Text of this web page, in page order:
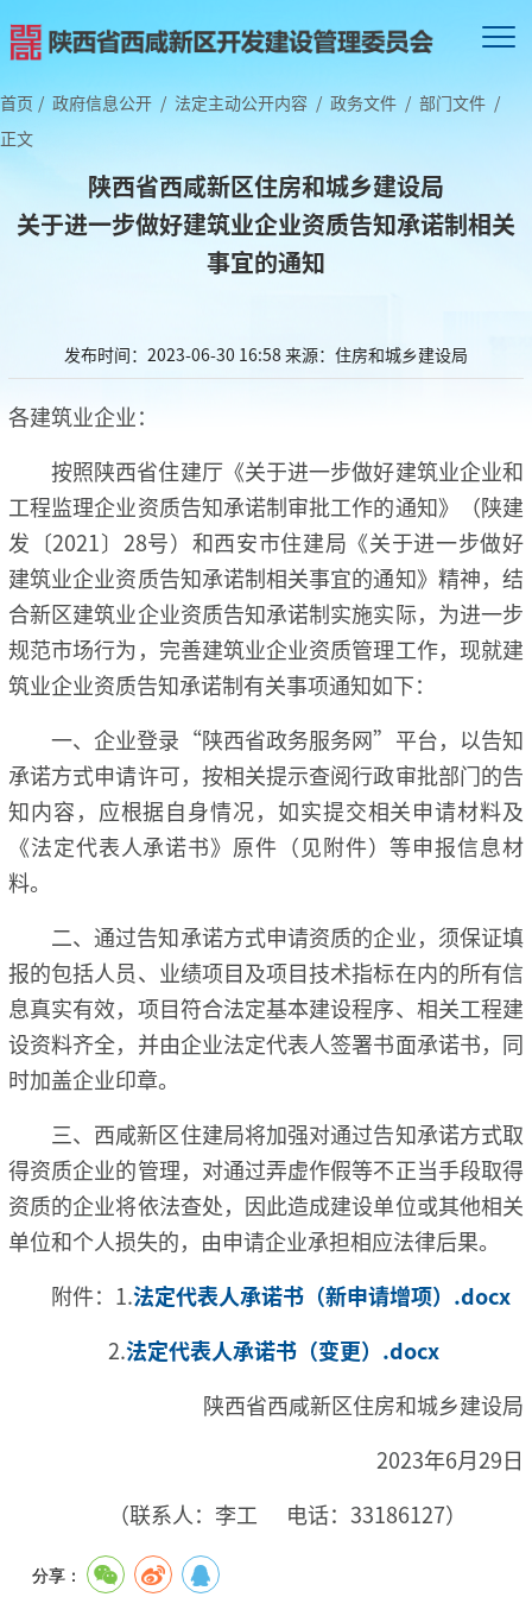
首页 / 政府信息公开 / 法定主动公开内容 / 政务文件 / 部门文件 /
正文
陕西省西咸新区住房和城乡建设局
关于进一步做好建筑业企业资质告知承诺制相关
事宜的通知
发布时间：2023-06-30 16:58 来源：住房和城乡建设局
各建筑业企业：
按照陕西省住建厅《关于进一步做好建筑业企业和
工程监理企业资质告知承诺制审批工作的通知》（陕建
发〔2021〕28号）和西安市住建局《关于进一步做好
建筑业企业资质告知承诺制相关事宜的通知》精神，结
合新区建筑业企业资质告知承诺制实施实际，为进一步
规范市场行为，完善建筑业企业资质管理工作，现就建
筑业企业资质告知承诺制有关事项通知如下：
一、企业登录“陕西省政务服务网”平台，以告知
承诺方式申请许可，按相关提示查阅行政审批部门的告
知内容，应根据自身情况，如实提交相关申请材料及
《法定代表人承诺书》原件（见附件）等申报信息材
料。
二、通过告知承诺方式申请资质的企业，须保证填
报的包括人员、业绩项目及项目技术指标在内的所有信
息真实有效，项目符合法定基本建设程序、相关工程建
设资料齐全，并由企业法定代表人签署书面承诺书，同
时加盖企业印章。
三、西咸新区住建局将加强对通过告知承诺方式取
得资质企业的管理，对通过弄虚作假等不正当手段取得
资质的企业将依法查处，因此造成建设单位或其他相关
单位和个人损失的，由申请企业承担相应法律后果。
附件：1.法定代表人承诺书（新申请增项）.docx
2.法定代表人承诺书（变更）.docx
陕西省西咸新区住房和城乡建设局
2023年6月29日
（联系人：李工 电话：33186127）
分享：